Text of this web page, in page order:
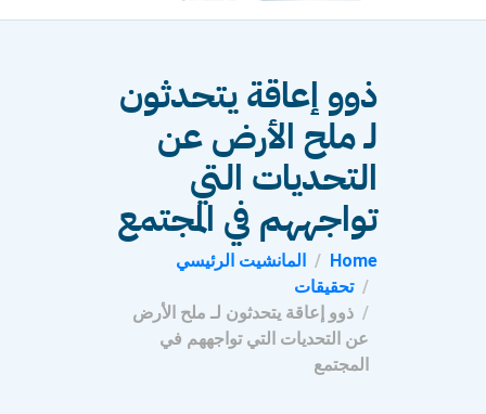
ذوو إعاقة يتحدثون
لـ ملح الأرض عن
التحديات التي
تواجههم في المجتمع
Home
المانشيت الرئيسي
تحقيقات
ذوو إعاقة يتحدثون لـ ملح الأرض
عن التحديات التي تواجههم في
المجتمع